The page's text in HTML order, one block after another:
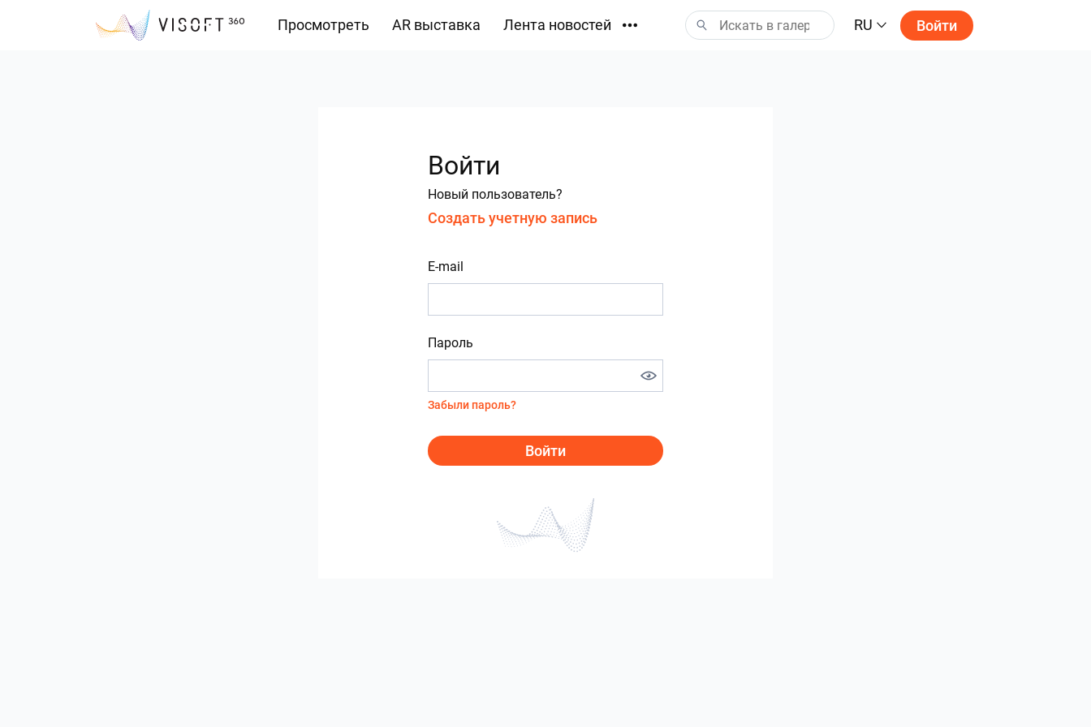
Просмотреть AR выставка Лента новостей RU Войти
Войти
Новый пользователь?
Создать учетную запись
E-mail
Пароль
Забыли пароль?
Войти